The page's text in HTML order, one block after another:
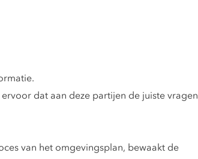
dat aan deze partijen de juiste vragen
van het omgevingsplan, bewaakt de